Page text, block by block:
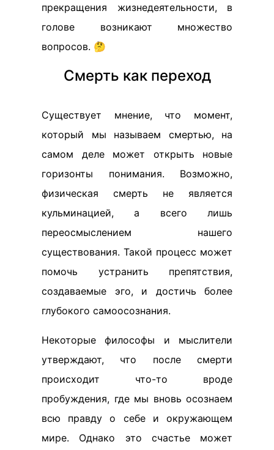
прекращения жизнедеятельности, в
голове возникают множество
вопросов. 🤔
Смерть как переход
Существует мнение, что момент,
который мы называем смертью, на
самом деле может открыть новые
горизонты понимания. Возможно,
физическая смерть не является
кульминацией, а всего лишь
переосмыслением нашего
существования. Такой процесс может
помочь устранить препятствия,
создаваемые эго, и достичь более
глубокого самоосознания.
Некоторые философы и мыслители
утверждают, что после смерти
происходит что-то вроде
пробуждения, где мы вновь осознаем
всю правду о себе и окружающем
мире. Однако это счастье может